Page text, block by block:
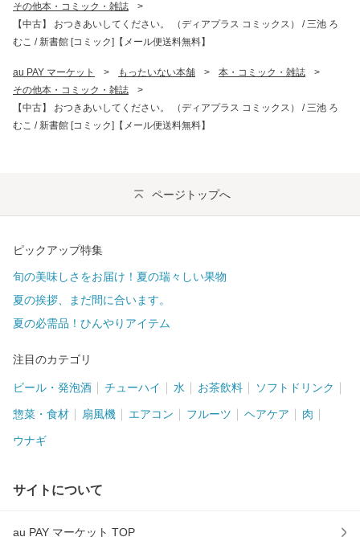
その他本・コミック・雑誌
>
【中古】 おつきあいしてください。 （ディアプラス コミックス） / 三池 ろ
むこ / 新書館 [コミック]【メール便送料無料】
au PAY マーケット > もったいない本舗 > 本・コミック・雑誌
>
その他本・コミック・雑誌
>
【中古】 おつきあいしてください。 （ディアプラス コミックス） / 三池 ろ
むこ / 新書館 [コミック]【メール便送料無料】
ページトップへ
ピックアップ特集
旬の美味しさをお届け！夏の瑞々しい果物
夏の挨拶、まだ間に合います。
夏の必需品！ひんやりアイテム
注目のカテゴリ
ビール・発泡酒 チューハイ 水 お茶飲料 ソフトドリンク
惣菜・食材 扇風機 エアコン フルーツ ヘアケア 肉
ウナギ
サイトについて
au PAY マーケット TOP